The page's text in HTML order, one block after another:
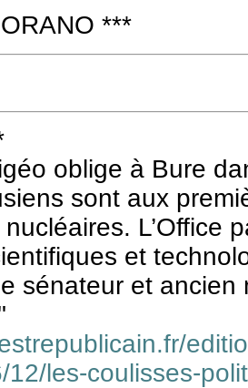
***
oblige à Bure
sont aux
L’Office
et
sénateur et ancien
12/les-coulisses-